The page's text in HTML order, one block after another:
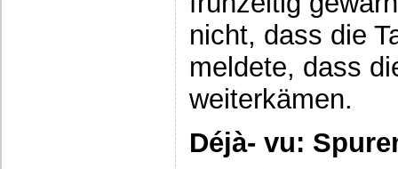
nicht, dass die
meldete, dass
weiterkämen.
Déjà- vu: